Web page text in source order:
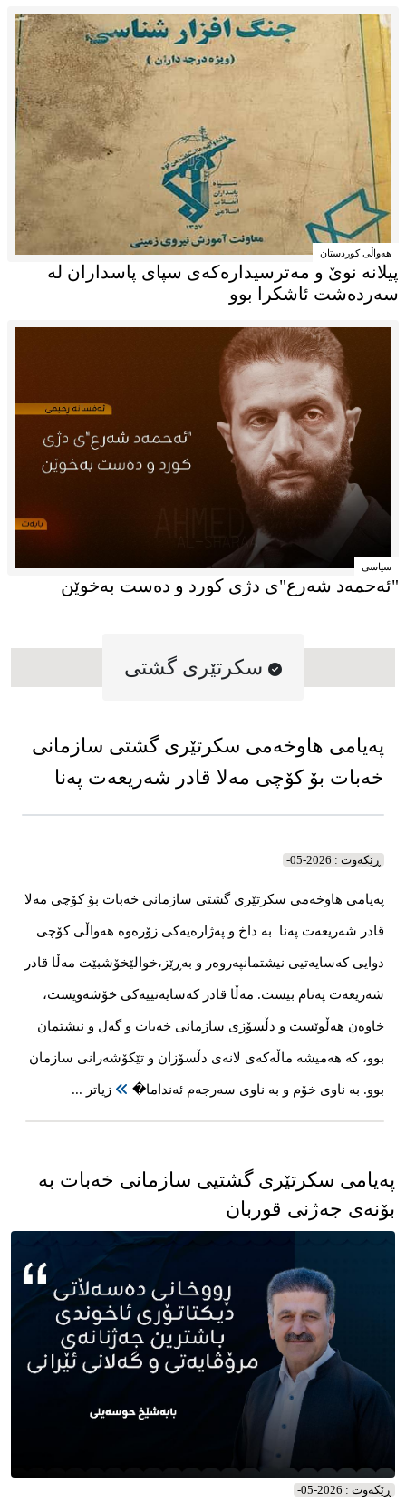
هه‌واڵی کوردستان
پیلانە نوێ و مەترسیدارەکەی سپای پاسداران لە
سیاسی
پەیامی هاوخەمی سکرتێری گشتی سازمانی
پەیامی هاوخەمی سکرتێری گشتی سازمانی خەبات بۆ کۆچی مەلا
قادر شەریعەت پەنا بە داخ و پەژارەیەکی زۆرەوە هەواڵی کۆچی
دوایی کەسایەتیی نیشتمانپەروەر و بەڕێز،خوالێخۆشبێت مەڵا قادر
شەریعەت پەنام بیست. مەڵا قادر کەسایەتییەکی خۆشەویست،
خاوەن هەڵوێست و دڵسۆزی سازمانی خەبات و گەل و نیشتمان
بوو، کە هەمیشە ماڵەکەی لانەی دڵسۆزان و تێکۆشەرانی سازمان
بوو. بە ناوی خۆم و بە ناوی سەرجەم ئەنداما� زیاتر ...
پەیامی سکرتێری گشتیی سازمانی خەبات بە
بۆنەی جەژنی قوربان